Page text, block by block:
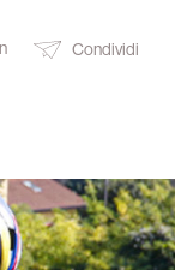
Condividi